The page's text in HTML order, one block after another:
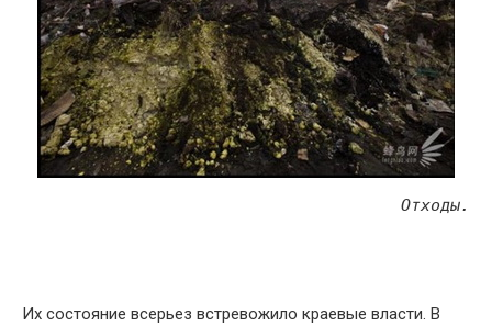
Отходы.
Их состояние всерьез встревожило краевые власти. В